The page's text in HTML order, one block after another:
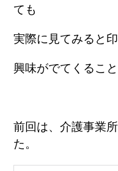
ても
実際に見てみると
興味がでてくるこ
前回は、介護事業
た。